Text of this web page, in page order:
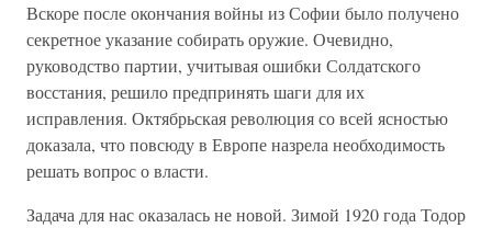
Вскоре после окончания войны из Софии было получено
секретное указание собирать оружие. Очевидно,
руководство партии, учитывая ошибки Солдатского
восстания, решило предпринять шаги для их
исправления. Октябрьская революция со всей ясностью
доказала, что повсюду в Европе назрела необходимость
решать вопрос о власти.
Задача для нас оказалась не новой. Зимой 1920 года Тодор